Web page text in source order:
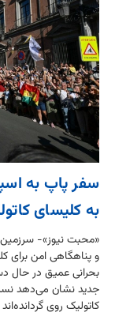
سفر پاپ به
به کلیسای
«محبت نیوز»-
و پناهگاهی امن برای
بحرانی عمیق در حال
جدید نشان می‌دهد
کاتولیک روی